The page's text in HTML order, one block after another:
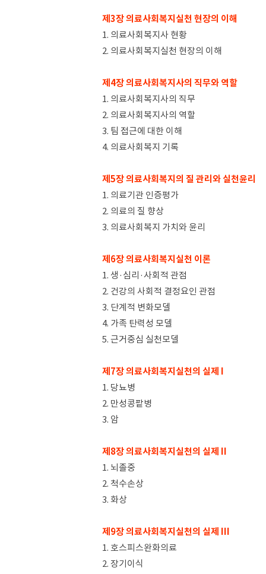
제3장 의료사회복지실천 현장의 이해
1. 의료사회복지사 현황
2. 의료사회복지실천 현장의 이해
제4장 의료사회복지사의 직무와 역할
1. 의료사회복지사의 직무
2. 의료사회복지사의 역할
3. 팀 접근에 대한 이해
4. 의료사회복지 기록
제5장 의료사회복지의 질 관리와 실천윤리
1. 의료기관 인증평가
2. 의료의 질 향상
3. 의료사회복지 가치와 윤리
제6장 의료사회복지실천 이론
1. 생·심리·사회적 관점
2. 건강의 사회적 결정요인 관점
3. 단계적 변화모델
4. 가족 탄력성 모델
5. 근거중심 실천모델
제7장 의료사회복지실천의 실제 I
1. 당뇨병
2. 만성콩팥병
3. 암
제8장 의료사회복지실천의 실제 II
1. 뇌졸중
2. 척수손상
3. 화상
제9장 의료사회복지실천의 실제 III
1. 호스피스완화의료
2. 장기이식